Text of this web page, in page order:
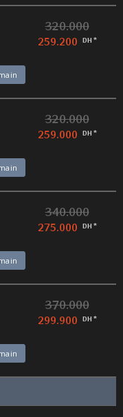
320.000
259.200 DH *
320.000
259.000 DH *
340.000
275.000 DH *
370.000
299.900 DH *